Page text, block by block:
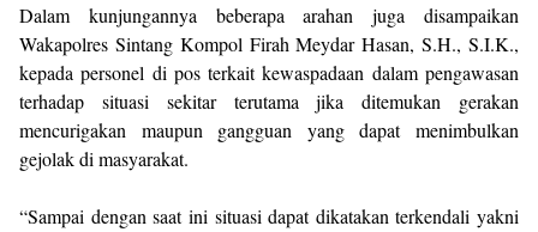
Dalam kunjungannya beberapa arahan juga disampaikan
Wakapolres Sintang Kompol Firah Meydar Hasan, S.H., S.I.K.,
kepada personel di pos terkait kewaspadaan dalam pengawasan
terhadap situasi sekitar terutama jika ditemukan gerakan
mencurigakan maupun gangguan yang dapat menimbulkan
gejolak di masyarakat.
“Sampai dengan saat ini situasi dapat dikatakan terkendali yakni